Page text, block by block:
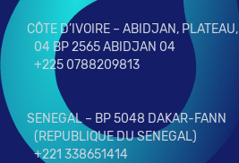
CÔTE D’IVOIRE – ABIDJAN, PLATEAU,
04 BP 2565 ABIDJAN 04
+225 0788209813
SENEGAL – BP 5048 DAKAR-FANN
(REPUBLIQUE DU SENEGAL)
+221 338651414